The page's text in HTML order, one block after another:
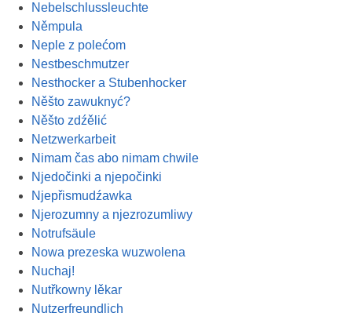
Nebelschlussleuchte
Němpula
Neple z polećom
Nestbeschmutzer
Nesthocker a Stubenhocker
Něšto zawuknyć?
Něšto zdźělić
Netzwerkarbeit
Nimam čas abo nimam chwile
Njedočinki a njepočinki
Njepřismudźawka
Njerozumny a njezrozumliwy
Notrufsäule
Nowa prezeska wuzwolena
Nuchaj!
Nutřkowny lěkar
Nutzerfreundlich